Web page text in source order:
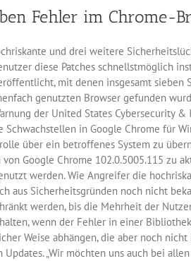
Fehler im Chrome-
und drei weitere
diese Patches schnellstmöglich
mit denen insgesamt sieben
genutzten Browser gefunden
der United States Cybersecurity &
Schwachstellen in Google Chrome für
über ein betroffenes System zu
Google Chrome 102.0.5005.115 zu
werden. Wie Angreifer die
aus Sicherheitsgründen noch nicht
werden, bis die Mehrheit der
wenn der Fehler in einer
Weise abhängen, die aber noch
„Wir möchten uns auch bei